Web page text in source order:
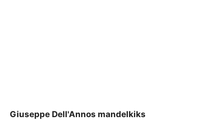
Giuseppe Dell'Annos mandelkiks